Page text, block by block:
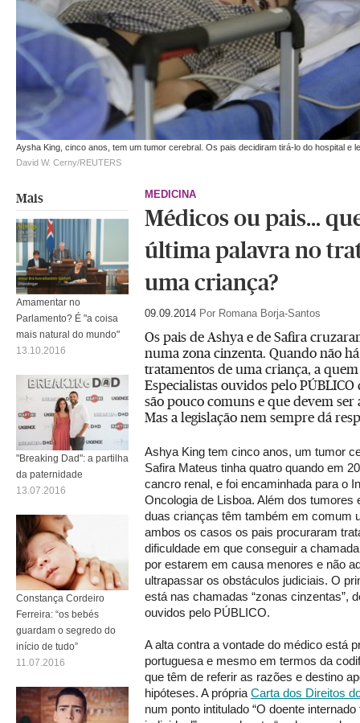
Aysha King, cinco anos, tem um tumor cerebral. Os pais decidiram tirá-lo do hospital e
David W. Cerny/REUTERS
MEDICINA
Médicos ou pais…
última palavra no
uma criança?
09.09.2014 Por Romana Borja-Santos
Os pais de Ashya e de Safira
numa zona cinzenta. Quando não
tratamentos de uma criança, a
Especialistas ouvidos pelo
são pouco comuns e que devem ser
Mas a legislação nem sempre dá
Ashya King tem cinco anos, um tumor
Safira Mateus tinha quatro quando em
cancro renal, e foi encaminhada para o
Oncologia de Lisboa. Além dos tumores
duas crianças têm também em comum
ambos os casos os pais procuraram
dificuldade em que conseguir a
por estarem em causa menores e não
ultrapassar os obstáculos judiciais. O
está nas chamadas “zonas cinzentas”,
ouvidos pelo PÚBLICO.
A alta contra a vontade do médico está
portuguesa e mesmo em termos da
que têm de referir as razões e destino
hipóteses. A própria Carta dos Direitos
num ponto intitulado “O doente
Mais
Amamentar no
Parlamento? É "a coisa
mais natural do mundo"
13.10.2016
"Breaking Dad": a partilha
da paternidade
13.07.2016
Constança Cordeiro
Ferreira: “os bebés
guardam o segredo do
início de tudo”
11.07.2016